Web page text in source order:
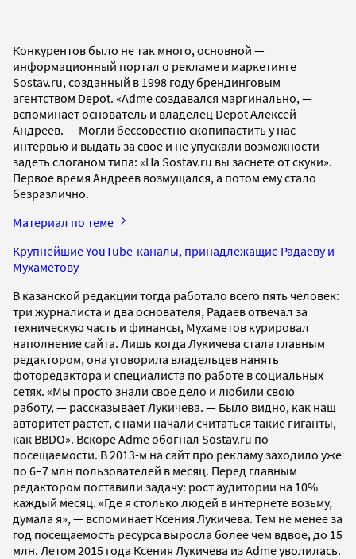
Конкурентов было не так много, основной —
информационный портал о рекламе и маркетинге
Sostav.ru, созданный в 1998 году брендинговым
агентством Depot. «Adme создавался маргинально, —
вспоминает основатель и владелец Depot Алексей
Андреев. — Могли бессовестно скопипастить у нас
интервью и выдать за свое и не упускали возможности
задеть слоганом типа: «На Sostav.ru вы заснете от скуки».
Первое время Андреев возмущался, а потом ему стало
безразлично.
Материал по теме
Крупнейшие YouTube-каналы, принадлежащие Радаеву и
Мухаметову
В казанской редакции тогда работало всего пять человек:
три журналиста и два основателя, Радаев отвечал за
техническую часть и финансы, Мухаметов курировал
наполнение сайта. Лишь когда Лукичева стала главным
редактором, она уговорила владельцев нанять
фоторедактора и специалиста по работе в социальных
сетях. «Мы просто знали свое дело и любили свою
работу, — рассказывает Лукичева. — Было видно, как наш
авторитет растет, с нами начали считаться такие гиганты,
как BBDO». Вскоре Adme обогнал Sostav.ru по
посещаемости. В 2013-м на сайт про рекламу заходило уже
по 6–7 млн пользователей в месяц. Перед главным
редактором поставили задачу: рост аудитории на 10%
каждый месяц. «Где я столько людей в интернете возьму,
думала я», — вспоминает Ксения Лукичева. Тем не менее за
год посещаемость ресурса выросла более чем вдвое, до 15
млн. Летом 2015 года Ксения Лукичева из Adme уволилась.